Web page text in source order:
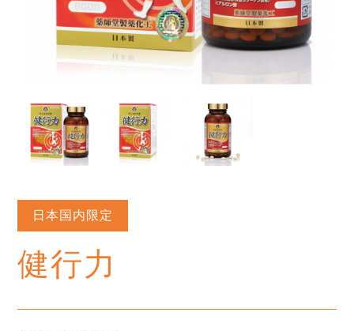
日本国内限定
健行力